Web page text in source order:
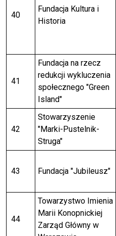
40
Fundacja Kultura i
Historia
41
Fundacja na rzecz
redukcji wykluczenia
społecznego "Green
Island"
42
Stowarzyszenie
"Marki-Pustelnik-
Struga"
43 Fundacja "Jubileusz"
44
Towarzystwo Imienia
Marii Konopnickiej
Zarząd Główny w